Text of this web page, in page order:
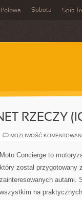
Połowa Sobota Spis
RZECZY
MOŻLIWOŚĆ
Moto Concierge to
który został przygotowany
zainteresowanych autami.
wszystkim na